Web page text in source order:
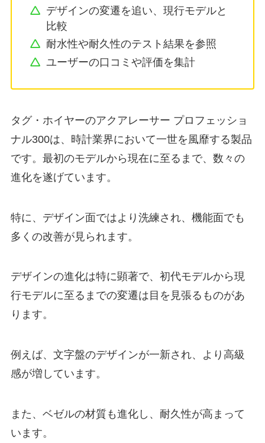
デザインの変遷を追い、現行モデルと
比較
耐水性や耐久性のテスト結果を参照
ユーザーの口コミや評価を集計
タグ・ホイヤーのアクアレーサー プロフェッショ
ナル300は、時計業界において一世を風靡する製品
です。最初のモデルから現在に至るまで、数々の
進化を遂げています。
特に、デザイン面ではより洗練され、機能面でも
多くの改善が見られます。
デザインの進化は特に顕著で、初代モデルから現
行モデルに至るまでの変遷は目を見張るものがあ
ります。
例えば、文字盤のデザインが一新され、より高級
感が増しています。
また、ベゼルの材質も進化し、耐久性が高まって
います。